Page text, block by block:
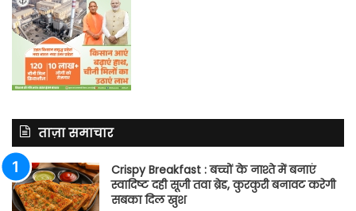
ताज़ा समाचार
Crispy Breakfast : बच्चों के नाश्ते में बनाएं
स्वादिष्ट दही सूजी तवा ब्रेड, कुरकुरी बनावट करेगी
सबका दिल खुश